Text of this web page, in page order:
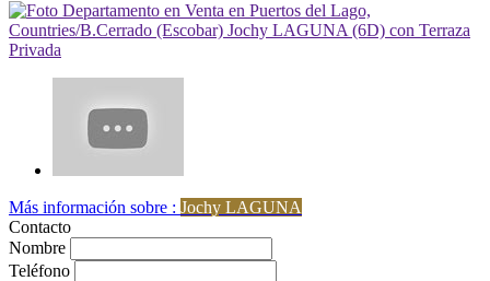
Más información sobre : Jochy LAGUNA
Contacto
Nombre
Teléfono